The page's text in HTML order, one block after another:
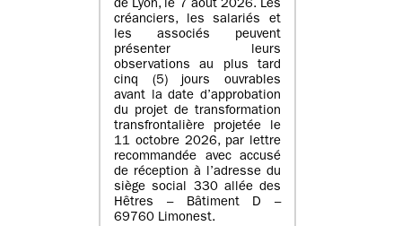
de Lyon, le 7 août 2026. Les
créanciers, les salariés et
les associés peuvent
présenter leurs
observations au plus tard
cinq (5) jours ouvrables
avant la date d’approbation
du projet de transformation
transfrontalière projetée le
11 octobre 2026, par lettre
recommandée avec accusé
de réception à l’adresse du
siège social 330 allée des
Hêtres – Bâtiment D –
69760 Limonest.